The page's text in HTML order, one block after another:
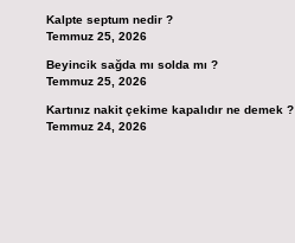
Kalpte septum nedir ?
Temmuz 25, 2026
Beyincik sağda mı solda mı ?
Temmuz 25, 2026
Kartınız nakit çekime kapalıdır ne demek ?
Temmuz 24, 2026